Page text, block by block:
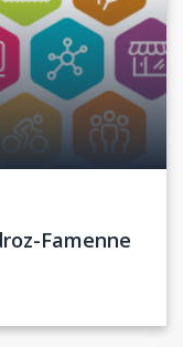
Famenne